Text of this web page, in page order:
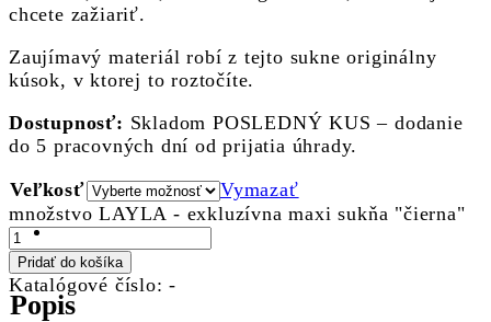
chcete zažiariť.
Zaujímavý materiál robí z tejto sukne originálny
kúsok, v ktorej to roztočíte.
Dostupnosť: Skladom POSLEDNÝ KUS – dodanie
do 5 pracovných dní od prijatia úhrady.
Veľkosť
Vymazať
množstvo LAYLA - exkluzívna maxi sukňa "čierna"
Pridať do košíka
Katalógové číslo:-
Popis